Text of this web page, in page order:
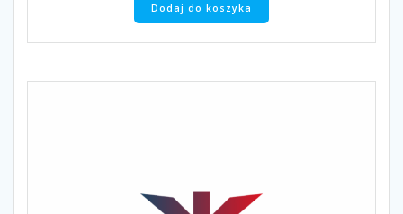
Dodaj do koszyka